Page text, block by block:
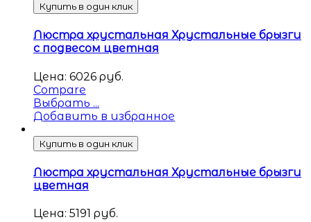
Купить в один клик
Люстра хрустальная Хрустальные брызги
с подвесом цветная
Цена: 6026 руб.
Compare
Выбрать ...
Добавить в избранное
Купить в один клик
Люстра хрустальная Хрустальные брызги
цветная
Цена: 5191 руб.